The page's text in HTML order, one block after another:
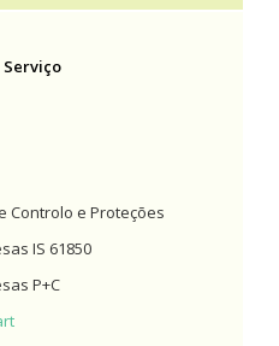
Controlo e Proteções
IS 61850
P+C